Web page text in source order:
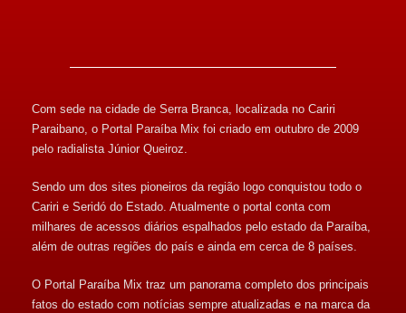
Com sede na cidade de Serra Branca, localizada no Cariri
Paraibano, o Portal Paraíba Mix foi criado em outubro de 2009
pelo radialista Júnior Queiroz.
Sendo um dos sites pioneiros da região logo conquistou todo o
Cariri e Seridó do Estado. Atualmente o portal conta com
milhares de acessos diários espalhados pelo estado da Paraíba,
além de outras regiões do país e ainda em cerca de 8 países.
O Portal Paraíba Mix traz um panorama completo dos principais
fatos do estado com notícias sempre atualizadas e na marca da